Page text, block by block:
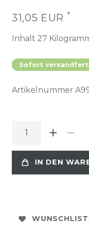
31,05 EUR *
Inhalt 27
Sofort
Artikelnummer
IN DEN